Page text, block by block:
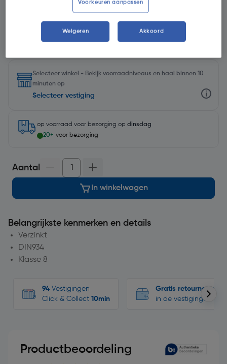
Kies productvariant(16)
Selecteer winkel - Bekijk voorraadniveaus en haal binnen 10
minuten op
Selecteer vestiging
op voorraad voor bezorging op dinsdag
20+ voor bezorging
Aantal
In winkelwagen
Belangrijkste kenmerken en details
Verzinkt
DIN934
Klasse 8
94 Vestigingen
Click & Collect 10min
Gratis retourneren
in de vestigingen
Productbeoordeling
Voorkeuren aanpassen
Weigeren Akkoord